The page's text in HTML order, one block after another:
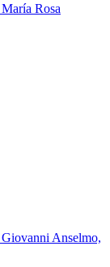
María Rosa
Giovanni Anselmo,